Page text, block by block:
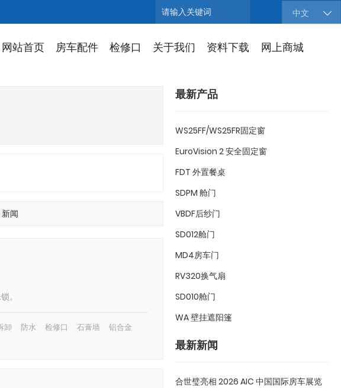
搜索 中文
网站首页 房车配件 检修口 关于我们 资料下载 网上商城
新闻
。
卸 防水 检修口 石膏墙
铝合金
最新产品
WS25FF/WS25FR固定窗
EuroVision 2 安全固定窗
FDT 外置餐桌
SDPM 舱门
VBDF后纱门
SD012舱门
MD4房车门
RV320换气扇
SD010舱门
WA 壁挂遮阳篷
最新新闻
合世璧亮相 2026 AIC 中国国际房车展览